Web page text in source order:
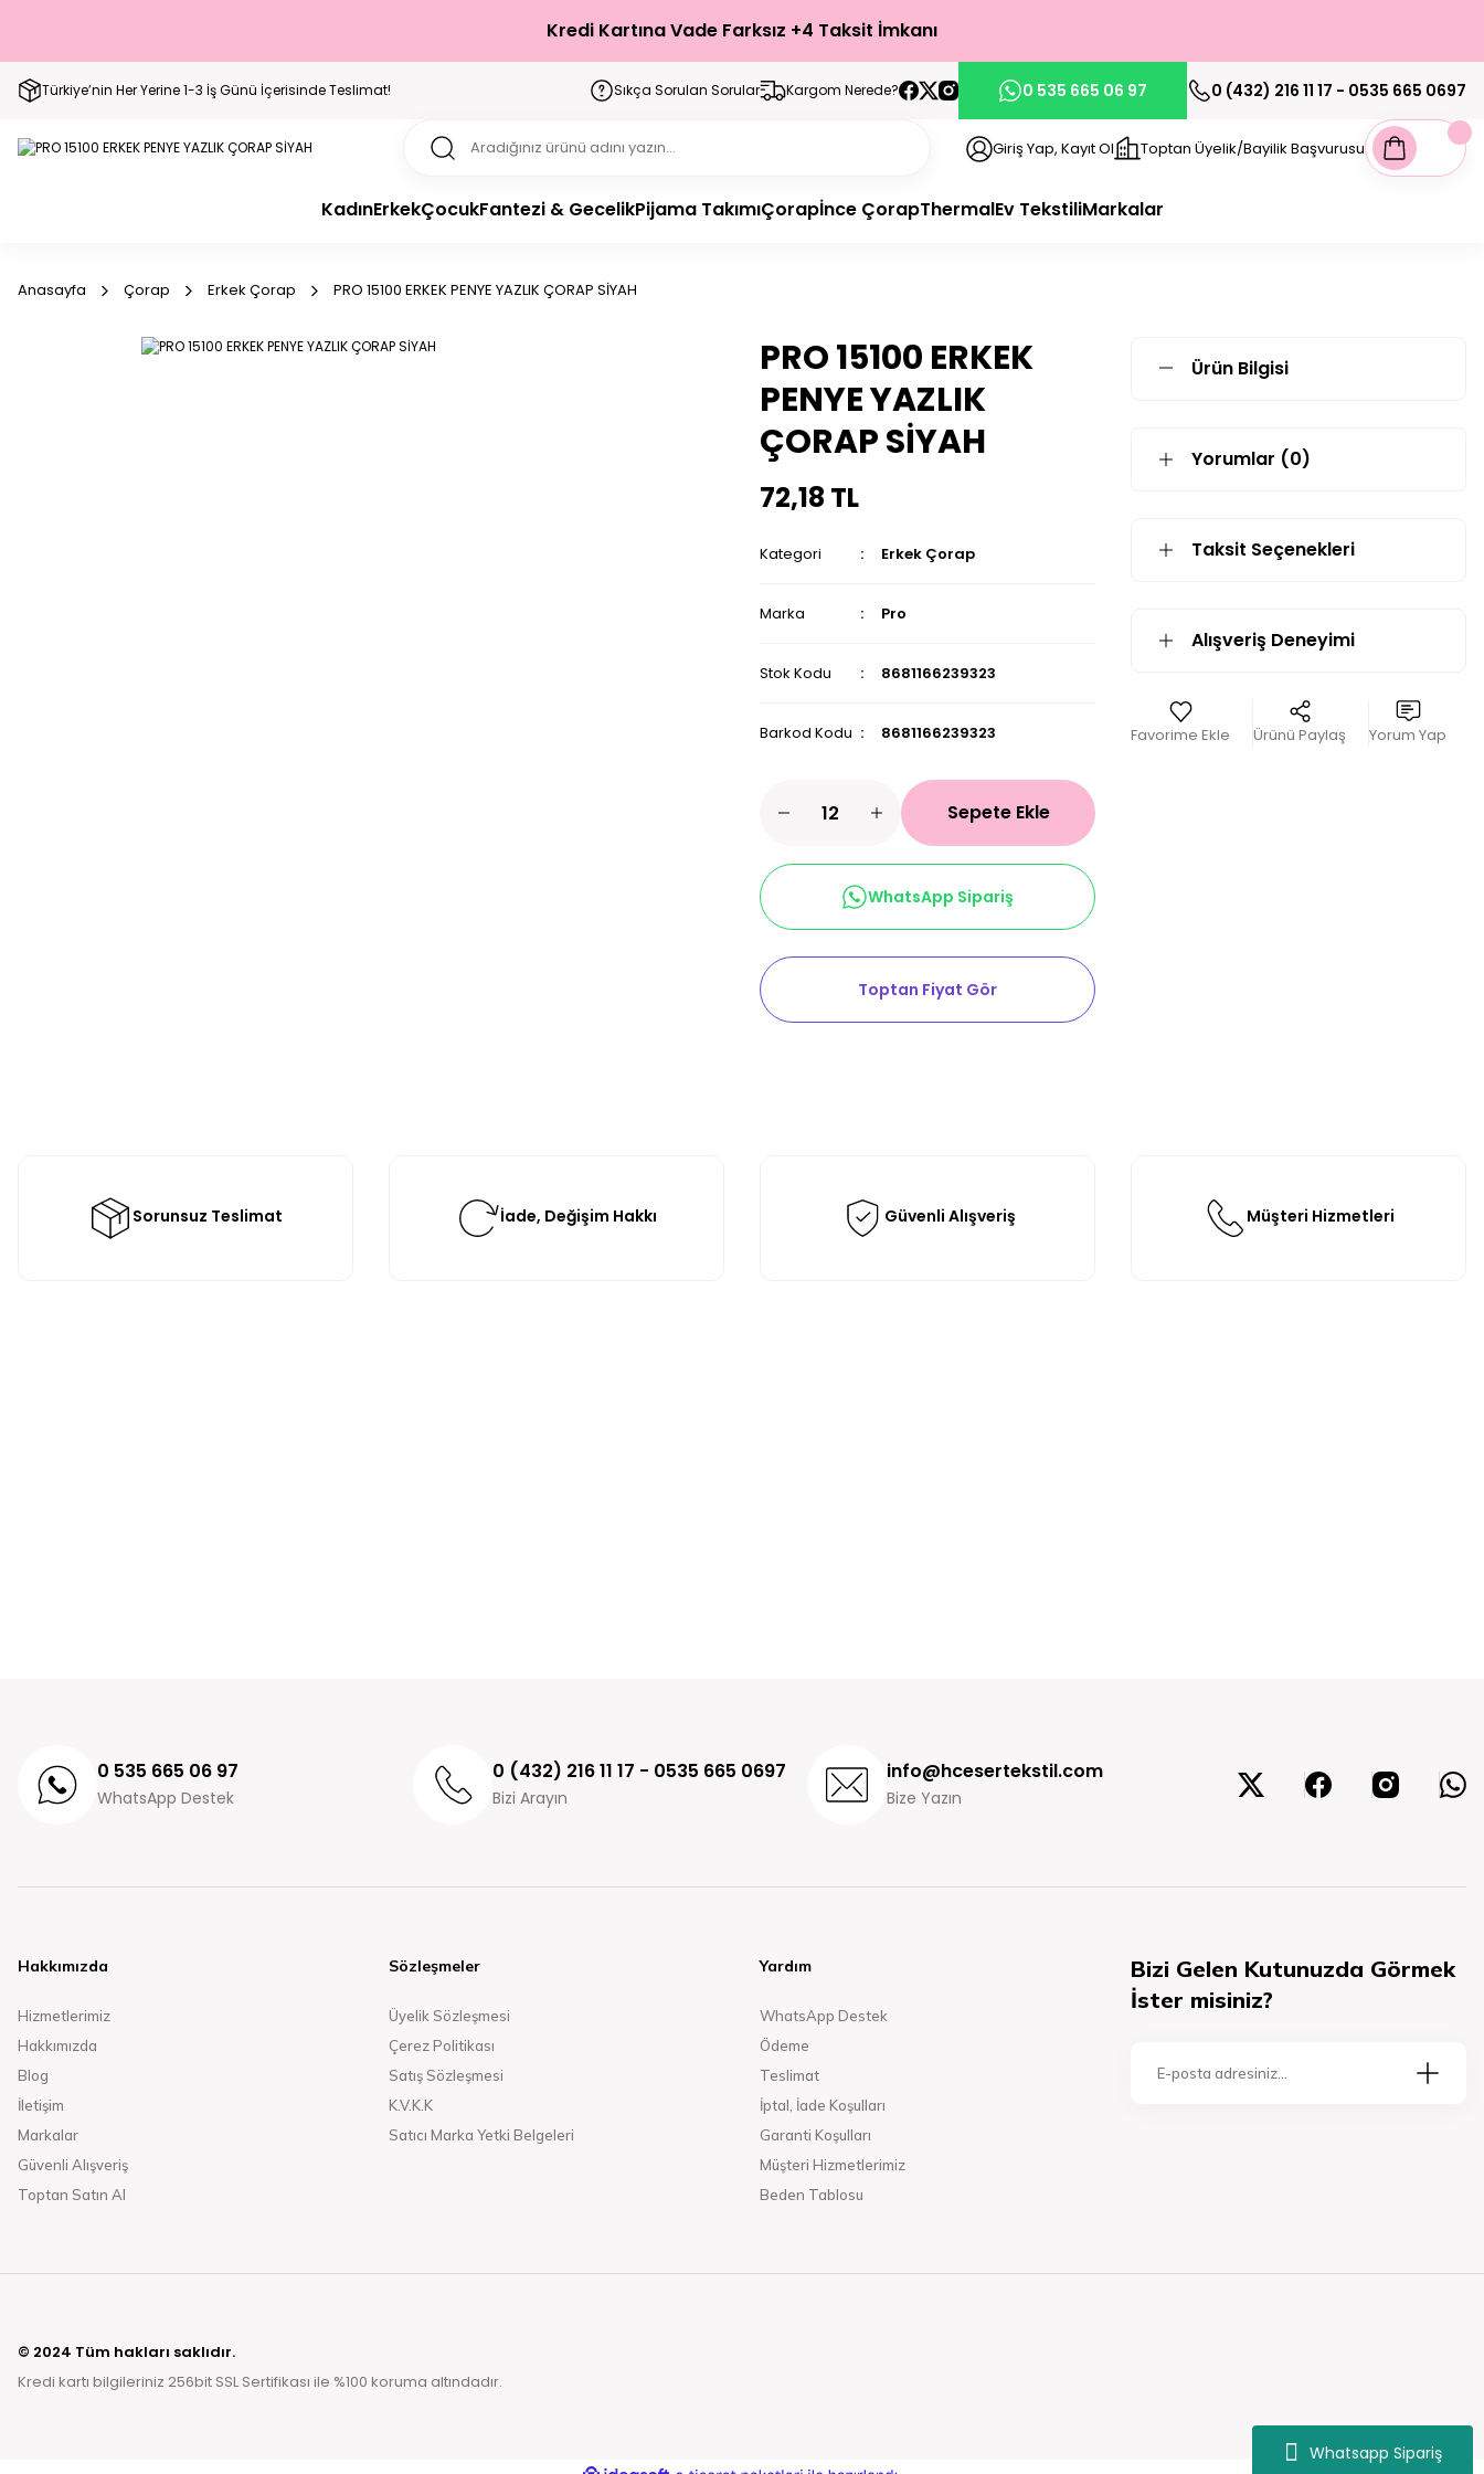
Whatsapp Sipariş
Kredi Kartına Vade Farksız +4 Taksit İmkanı
Türkiye’nin Her Yerine 1-3 İş Günü İçerisinde Teslimat! Sıkça Sorulan Sorular Kargom Nerede? 0 535 665 06 97 0 (432) 216 11 17 - 0535 665 0697
Giriş Yap, Kayıt Ol Toptan Üyelik/Bayilik Başvurusu
KadınErkekÇocukFantezi & GecelikPijama TakımıÇorapİnce ÇorapThermalEv TekstiliMarkalar
Anasayfa Çorap Erkek Çorap PRO 15100 ERKEK PENYE YAZLIK ÇORAP SİYAH
PRO 15100 ERKEK
PENYE YAZLIK
ÇORAP SİYAH
72,18 TL
Kategori Erkek Çorap
Marka Pro
Stok Kodu 8681166239323
Barkod Kodu 8681166239323
Sepete Ekle
WhatsApp Sipariş
Toptan Fiyat Gör
Ürün Bilgisi
Yorumlar (0)
Taksit Seçenekleri
Alışveriş Deneyimi
Ürünü Paylaş Yorum Yap
Sorunsuz Teslimat İade, Değişim Hakkı Güvenli Alışveriş Müşteri Hizmetleri
0 535 665 06 97
WhatsApp Destek
0 (432) 216 11 17 - 0535 665 0697
Bizi Arayın
info@hcesertekstil.com
Bize Yazın
Hakkımızda
Hizmetlerimiz
Hakkımızda
Blog
İletişim
Markalar
Güvenli Alışveriş
Toptan Satın Al
Sözleşmeler
Üyelik Sözleşmesi
Çerez Politikası
Satış Sözleşmesi
K.V.K.K
Satıcı Marka Yetki Belgeleri
Yardım
WhatsApp Destek
Ödeme
Teslimat
İptal, İade Koşulları
Garanti Koşulları
Müşteri Hizmetlerimiz
Beden Tablosu
Bizi Gelen Kutunuzda Görmek
İster misiniz?
© 2024 Tüm hakları saklıdır.
Kredi kartı bilgileriniz 256bit SSL Sertifikası ile %100 koruma altındadır.